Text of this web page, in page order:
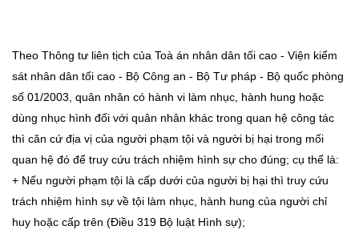
Theo Thông tư liên tịch của Toà án nhân dân tối cao - Viện kiểm
sát nhân dân tối cao - Bộ Công an - Bộ Tư pháp - Bộ quốc phòng
số 01/2003, quân nhân có hành vi làm nhục, hành hung hoặc
dùng nhục hình đối với quân nhân khác trong quan hệ công tác
thì căn cứ địa vị của người phạm tội và người bị hại trong mối
quan hệ đó để truy cứu trách nhiệm hình sự cho đúng; cụ thể là:
+ Nếu người phạm tội là cấp dưới của người bị hại thì truy cứu
trách nhiệm hình sự về tội làm nhục, hành hung của người chỉ
huy hoặc cấp trên (Điều 319 Bộ luật Hình sự);